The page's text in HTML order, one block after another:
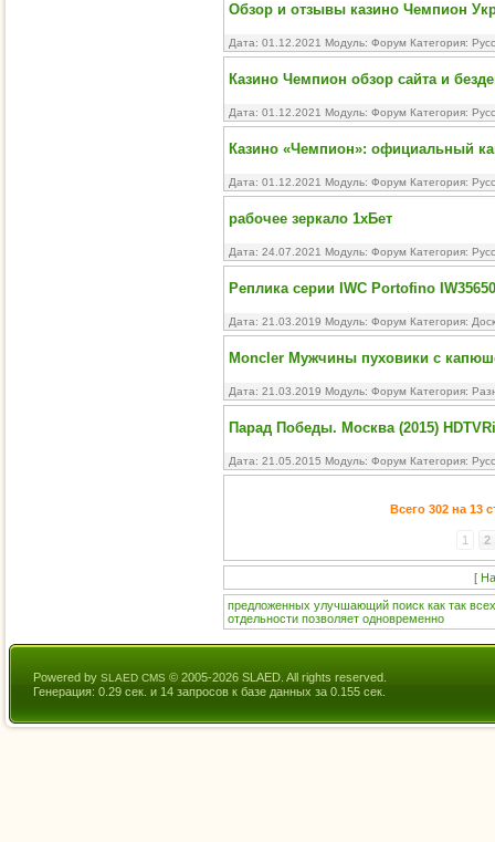
Обзор и отзывы казино Чемпион
Дата: 01.12.2021 Модуль: Форум Категория:
Казино Чемпион обзор сайта и
Дата: 01.12.2021 Модуль: Форум Категория:
Казино «Чемпион»: официальный
Дата: 01.12.2021 Модуль: Форум Категория:
рабочее зеркало 1хБет
Дата: 24.07.2021 Модуль: Форум Категория:
Реплика серии IWC Portofino
Дата: 21.03.2019 Модуль: Форум Категория:
Moncler Мужчины пуховики с
Дата: 21.03.2019 Модуль: Форум Категория:
Парад Победы. Москва (2015)
Дата: 21.05.2015 Модуль: Форум Категория:
Всего 302 на 13
1 2
[
предложенных улучшающий поиск как так всех
отдельности позволяет одновременно
Powered by SLAED CMS © 2005-2026 SLAED. All rights reserved.
Генерация: 0.29 сек. и 14 запросов к базе данных за 0.155 сек.